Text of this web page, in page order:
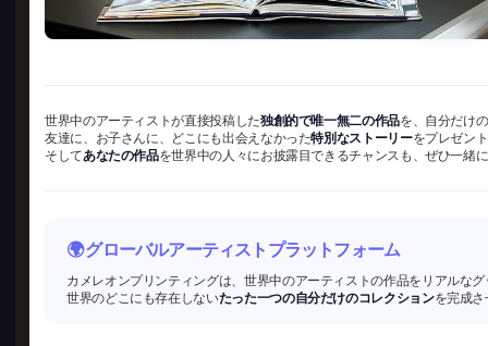
世界中のアーティストが直接投稿した独創的で唯一無二の作品を、自分だけ
友達に、お子さんに、どこにも出会えなかった特別なストーリーをプレゼン
そしてあなたの作品を世界中の人々にお披露目できるチャンスも、ぜひ一緒
🌍 グローバルアーティストプラットフォーム
カメレオンプリンティングは、世界中のアーティストの作品をリアルな
世界のどこにも存在しないたった一つの自分だけのコレクションを完成